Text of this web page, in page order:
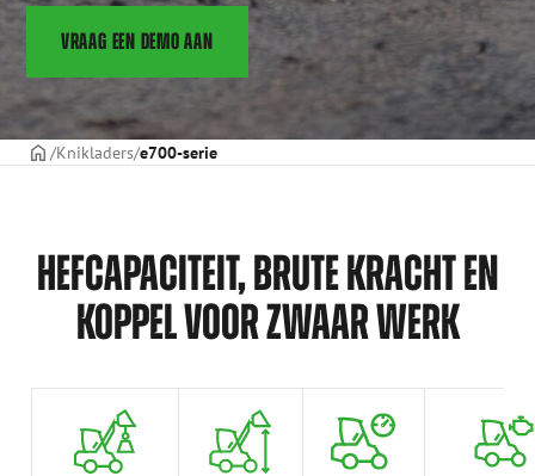
VRAAG EEN DEMO AAN
Voorpagina
Knikladers e700-serie
HEFCAPACITEIT, BRUTE KRACHT EN
KOPPEL VOOR ZWAAR WERK